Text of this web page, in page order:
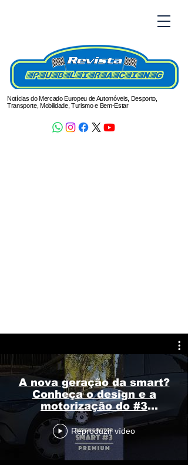
Notícias do Mercado Europeu de Automóveis, Desporto,
Transporte, Mobilidade, Turismo e Bem-Estar
A nova geração da smart?
Conheça o design e a
motorização do #3
Premium
Reproduzir vídeo